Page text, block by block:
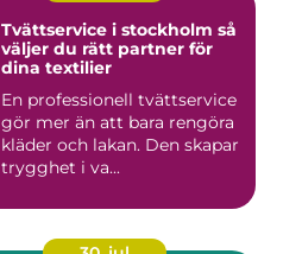
Tvättservice i stockholm så
väljer du rätt partner för
dina textilier
En professionell tvättservice
gör mer än att bara rengöra
kläder och lakan. Den skapar
trygghet i va...